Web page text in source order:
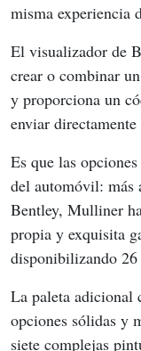
misma experiencia
El visualizador de
crear o combinar
y proporciona un
enviar
Es que las
del automóvil: más
Bentley, Mulliner
propia y exquisita
disponibilizando
La paleta adicional
opciones sólidas y
siete complejas